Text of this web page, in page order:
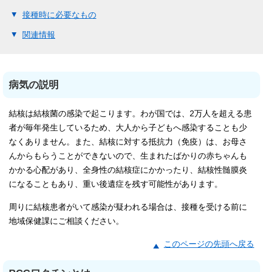
接種時に必要なもの
関連情報
病気の説明
結核は結核菌の感染で起こります。わが国では、2万人を超える患
者が毎年発生しているため、大人から子どもへ感染することも少
なくありません。また、結核に対する抵抗力（免疫）は、お母さ
んからもらうことができないので、生まれたばかりの赤ちゃんも
かかる心配があり、全身性の結核症にかかったり、結核性髄膜炎
になることもあり、重い後遺症を残す可能性があります。
周りに結核患者がいて感染が疑われる場合は、接種を受ける前に
地域保健課にご相談ください。
このページの先頭へ戻る